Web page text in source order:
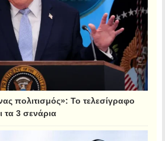
πολιτισμός»: Το τελεσίγραφο
τα 3 σενάρια